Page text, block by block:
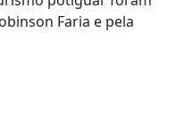
Faria e pela